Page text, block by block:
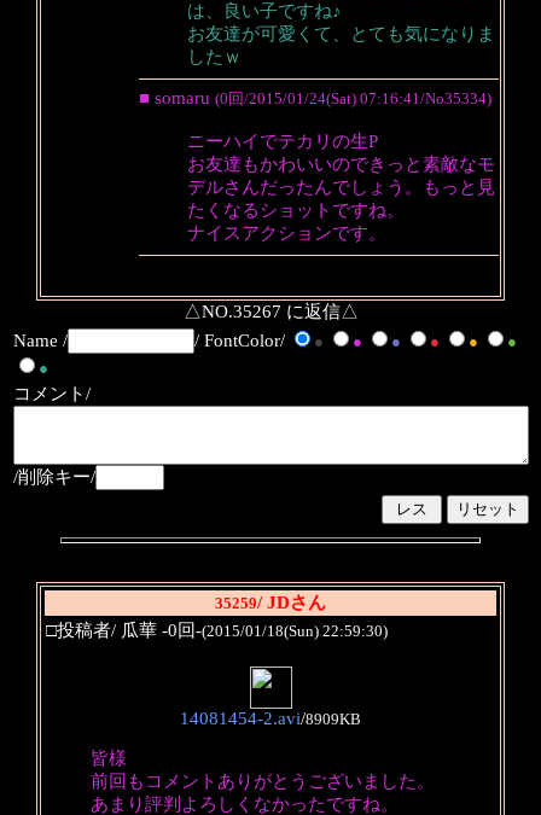
は、良い子ですね♪
お友達が可愛くて、とても気になりま
したｗ
■ somaru (0回/2015/01/24(Sat) 07:16:41/No35334)
ニーハイでテカリの生P
お友達もかわいいのできっと素敵なモ
デルさんだったんでしょう。もっと見
たくなるショットですね。
ナイスアクションです。
△NO.35267 に返信△
Name /
/ FontColor/ ● ● ● ● ●
●
●
コメント/
/削除キー/
35259/ JDさん
□投稿者/ 瓜華 -0回-(2015/01/18(Sun) 22:59:30)
14081454-2.avi/8909KB
皆様
前回もコメントありがとうございました。
あまり評判よろしくなかったですね。